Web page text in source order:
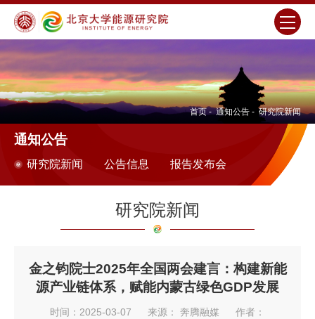
首页 - 通知公告 - 研究院新闻
通知公告
研究院新闻 公告信息 报告发布会
研究院新闻
金之钧院士2025年全国两会建言：构建新能
源产业链体系，赋能内蒙古绿色GDP发展
时间：2025-03-07 来源： 奔腾融媒 作者：